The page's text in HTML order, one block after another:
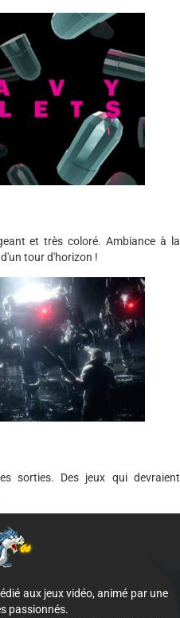
et très coloré. Ambiance à la
tour d'horizon !
sorties. Des jeux qui devraient
aux jeux vidéo, animé par une
passionnés.